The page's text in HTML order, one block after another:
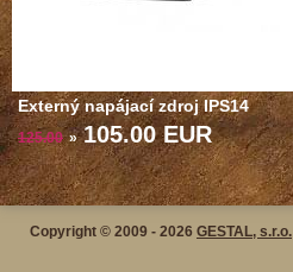
Externý napájací zdroj IPS14
125.00 » 105.00 EUR
Copyright © 2009 - 2026 GESTAL, s.r.o.